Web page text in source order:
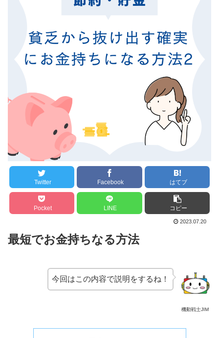
Twitter Facebook はてブ
Pocket LINE コピー
2023.07.20
最短でお金持ちなる方法
機動戦士JIM
今回はこの内容で説明をするね！